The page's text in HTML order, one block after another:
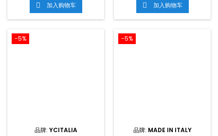
 加入购物车  加入购物车
-5%
品牌: YCITALIA
-5%
品牌: MADE IN ITALY